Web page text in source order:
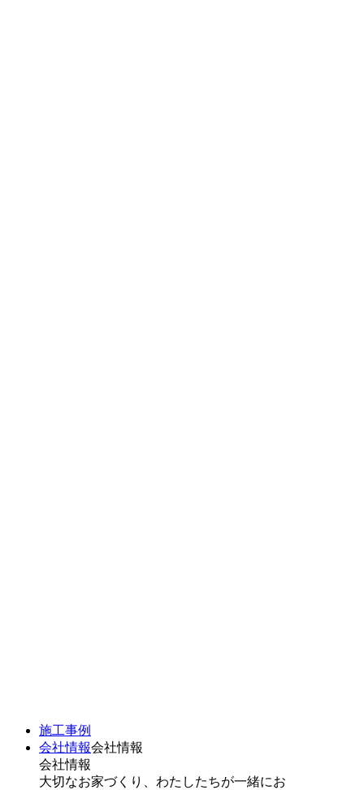
施工事例
会社情報会社情報
会社情報
大切なお家づくり、わたしたちが一緒にお